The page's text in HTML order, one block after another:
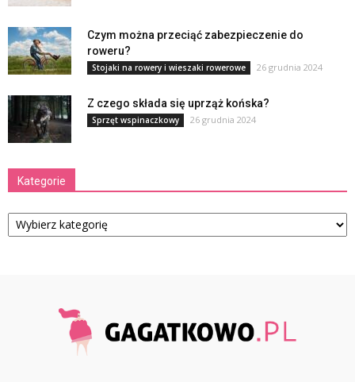
Czym można przeciąć zabezpieczenie do
roweru?
Stojaki na rowery i wieszaki rowerowe 26 grudnia 2024
Z czego składa się uprząż końska?
Sprzęt wspinaczkowy 26 grudnia 2024
Kategorie
Kategorie